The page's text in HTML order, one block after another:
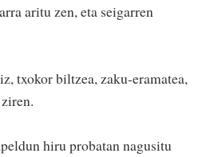
aritu zen, eta seigarren
txokor biltzea, zaku-eramatea,
hiru probatan nagusitu